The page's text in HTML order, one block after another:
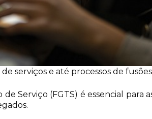
serviços e até processos de
Serviço (FGTS) é essencial para